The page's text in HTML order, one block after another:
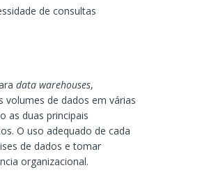
de consultas
data warehouses,
volumes de dados em várias
as duas principais
O uso adequado de cada
de dados e tomar
organizacional.